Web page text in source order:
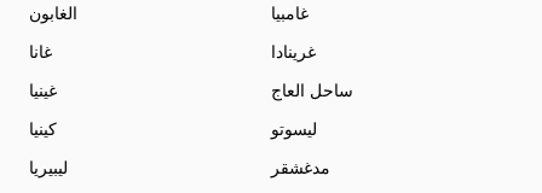
الغابون
غامبيا
غانا
غرينادا
غينيا
ساحل العاج
كينيا
ليسوتو
ليبيريا
مدغشقر